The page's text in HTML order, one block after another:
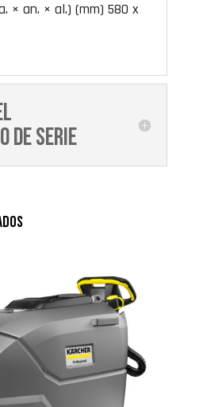
× an. × al.) (mm) 580 x
de serie